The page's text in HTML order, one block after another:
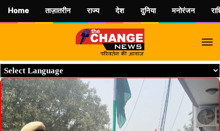
Home ताज़ातरीन राज्य देश दुनिया मनोरंजन